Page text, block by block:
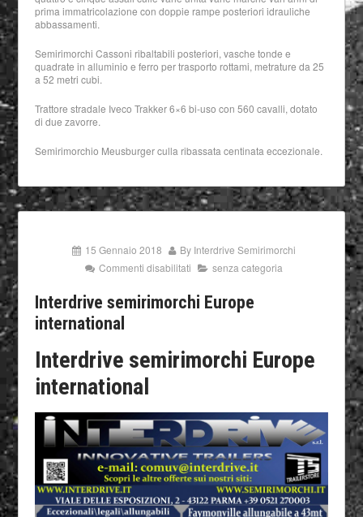
prima immatricolazione con doppie rampe posteriori idrauliche
abbassamenti.
Semirimorchi Cassoni ribaltabili posteriori, vasche tonde e
quadrate in alluminio e ferro per trasporto rottami, metrature da 25
a 52 metri cubi.
Trattore stradale Iveco Trakker 6×6 bi-uso con 560 cavalli, dotato
di due zavorre.
Semirimorchio Meusburger culla ribassata centinata eccezionale.
15 Gennaio 2018 By Interdrive Semirimorchi
Commenti disabilitati
senza categoria
Interdrive semirimorchi Europe
international
Interdrive semirimorchi Europe
international